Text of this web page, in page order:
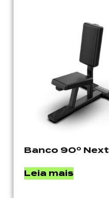
Banco 90º Next
Leia mais